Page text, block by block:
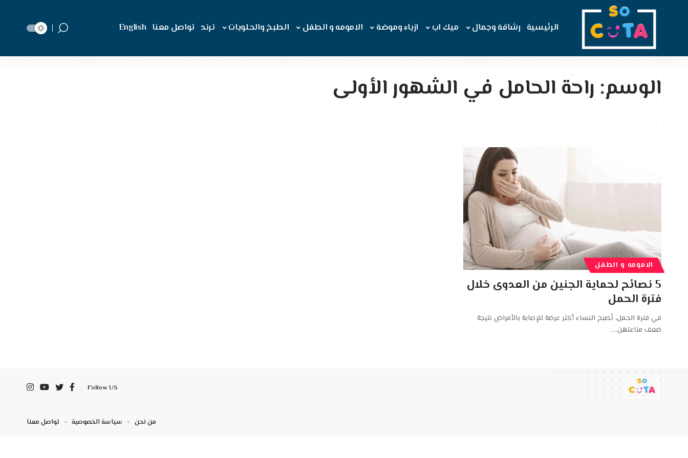
الرئيسية رشاقة وجمال ميك اب ازياء وموضة الامومه و الطفل الطبخ والحلويات ترند تواصل معنا English
الوسم:راحة الحامل في الشهور الأولى
الامومه و الطفل
5 نصائح لحماية الجنين من العدوى خلال
فترة الحمل
في فترة الحمل، تُصبح النساء أكثر عرضة للإصابة بالأمراض نتيجة
ضعف مناعتهن.…
Follow US
من نحن سياسة الخصوصية تواصل معنا